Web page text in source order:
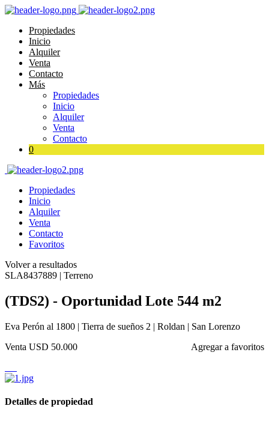
Propiedades
Inicio
Alquiler
Venta
Contacto
Más
Propiedades
Inicio
Alquiler
Venta
Contacto
0
Propiedades
Inicio
Alquiler
Venta
Contacto
Favoritos
Volver a resultados
SLA8437889 | Terreno
(TDS2) - Oportunidad Lote 544 m2
Eva Perón al 1800 | Tierra de sueños 2 | Roldan | San Lorenzo
Agregar a favoritos
Venta USD 50.000
Detalles de propiedad